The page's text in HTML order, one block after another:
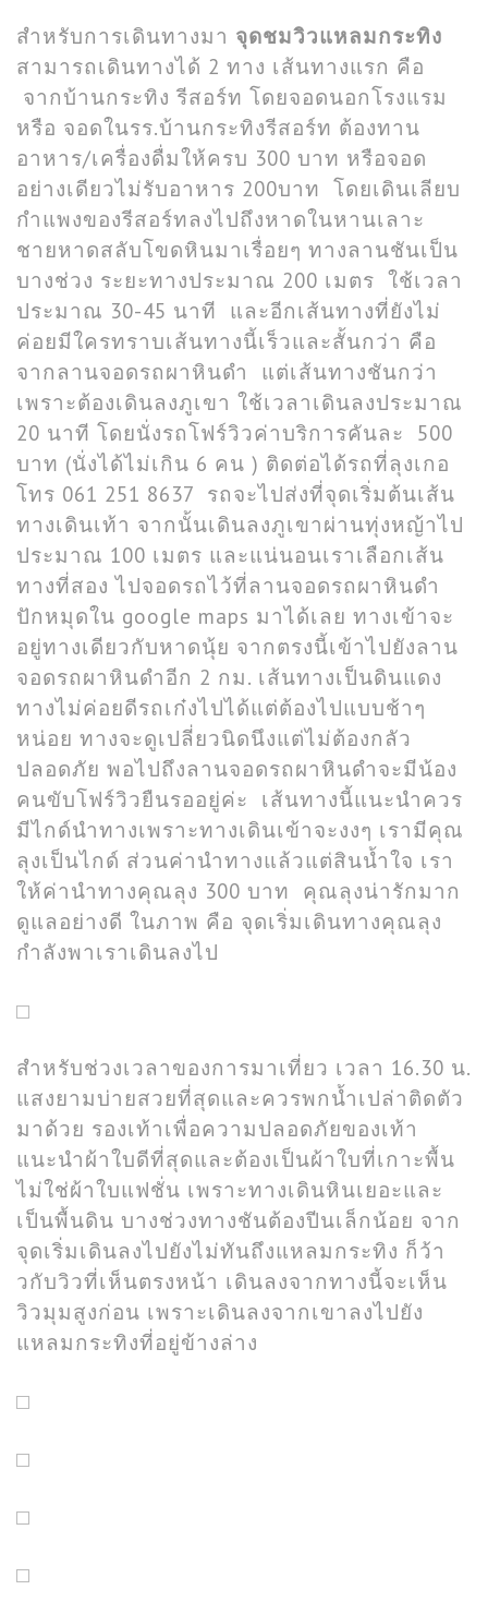
สำหรับการเดินทางมา จุดชมวิวแหลมกระทิง
สามารถเดินทางได้ 2 ทาง เส้นทางแรก คือ
จากบ้านกระทิง รีสอร์ท โดยจอดนอกโรงแรม
หรือ จอดในรร.บ้านกระทิงรีสอร์ท ต้องทาน
อาหาร/เครื่องดื่มให้ครบ 300 บาท หรือจอด
อย่างเดียวไม่รับอาหาร 200บาท โดยเดินเลียบ
กำแพงของรีสอร์ทลงไปถึงหาดในหานเลาะ
ชายหาดสลับโขดหินมาเรื่อยๆ ทางลานชันเป็น
บางช่วง ระยะทางประมาณ 200 เมตร ใช้เวลา
ประมาณ 30-45 นาที และอีกเส้นทางที่ยังไม่
ค่อยมีใครทราบเส้นทางนี้เร็วและสั้นกว่า คือ
จากลานจอดรถผาหินดำ แต่เส้นทางชันกว่า
เพราะต้องเดินลงภูเขา ใช้เวลาเดินลงประมาณ
20 นาที โดยนั่งรถโฟร์วิวค่าบริการคันละ 500
บาท (นั่งได้ไม่เกิน 6 คน ) ติดต่อได้รถที่ลุงเกอ
โทร 061 251 8637 รถจะไปส่งที่จุดเริ่มต้นเส้น
ทางเดินเท้า จากนั้นเดินลงภูเขาผ่านทุ่งหญ้าไป
ประมาณ 100 เมตร และแน่นอนเราเลือกเส้น
ทางที่สอง ไปจอดรถไว้ที่ลานจอดรถผาหินดำ
ปักหมุดใน google maps มาได้เลย ทางเข้าจะ
อยู่ทางเดียวกับหาดนุ้ย จากตรงนี้เข้าไปยังลาน
จอดรถผาหินดำอีก 2 กม. เส้นทางเป็นดินแดง
ทางไม่ค่อยดีรถเก๋งไปได้แต่ต้องไปแบบช้าๆ
หน่อย ทางจะดูเปลี่ยวนิดนึงแต่ไม่ต้องกลัว
ปลอดภัย พอไปถึงลานจอดรถผาหินดำจะมีน้อง
คนขับโฟร์วิวยืนรออยู่ค่ะ เส้นทางนี้แนะนำควร
มีไกด์นำทางเพราะทางเดินเข้าจะงงๆ เรามีคุณ
ลุงเป็นไกด์ ส่วนค่านำทางแล้วแต่สินน้ำใจ เรา
ให้ค่านำทางคุณลุง 300 บาท คุณลุงน่ารักมาก
ดูแลอย่างดี ในภาพ คือ จุดเริ่มเดินทางคุณลุง
กำลังพาเราเดินลงไป
สำหรับช่วงเวลาของการมาเที่ยว เวลา 16.30 น.
แสงยามบ่ายสวยที่สุดและควรพกน้ำเปล่าติดตัว
มาด้วย รองเท้าเพื่อความปลอดภัยของเท้า
แนะนำผ้าใบดีที่สุดและต้องเป็นผ้าใบที่เกาะพื้น
ไม่ใช่ผ้าใบแฟชั่น เพราะทางเดินหินเยอะและ
เป็นพื้นดิน บางช่วงทางชันต้องปีนเล็กน้อย จาก
จุดเริ่มเดินลงไปยังไม่ทันถึงแหลมกระทิง ก็ว้า
วกับวิวที่เห็นตรงหน้า เดินลงจากทางนี้จะเห็น
วิวมุมสูงก่อน เพราะเดินลงจากเขาลงไปยัง
แหลมกระทิงที่อยู่ข้างล่าง